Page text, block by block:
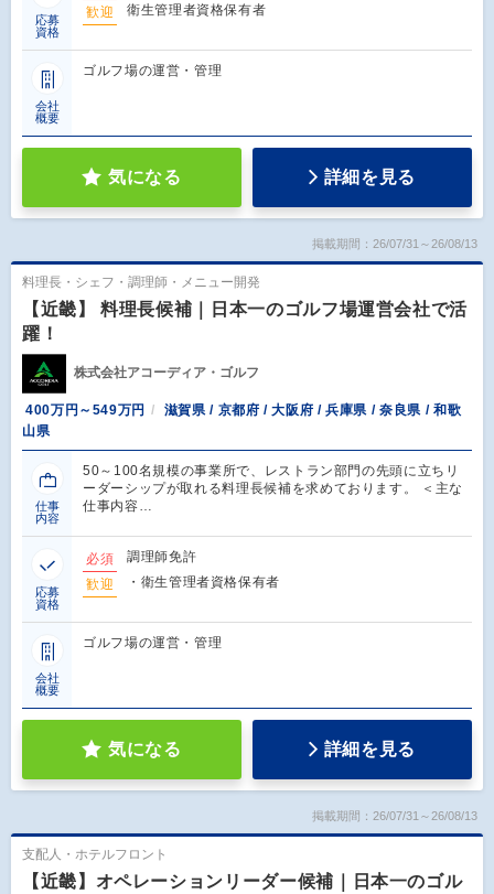
応募
資格
歓迎
衛生管理者資格保有者
会社
概要
ゴルフ場の運営・管理
気になる 詳細を見る
掲載期間：26/07/31～26/08/13
料理長・シェフ・調理師・メニュー開発
【近畿】 料理長候補｜日本一のゴルフ場運営会社で活
躍！
株式会社アコーディア・ゴルフ
400万円～549万円
滋賀県 / 京都府 / 大阪府 / 兵庫県 / 奈良県 / 和歌
山県
仕事
内容
50～100名規模の事業所で、レストラン部門の先頭に立ちリ
ーダーシップが取れる料理長候補を求めております。 ＜主な
仕事内容…
応募
資格
必須
調理師免許
歓迎
・衛生管理者資格保有者
会社
概要
ゴルフ場の運営・管理
気になる 詳細を見る
掲載期間：26/07/31～26/08/13
支配人・ホテルフロント
【近畿】オペレーションリーダー候補｜日本一のゴル